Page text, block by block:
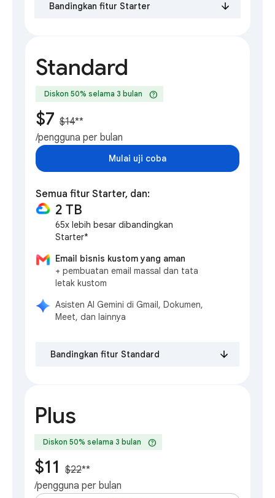
Bandingkan fitur Starter
Standard
Diskon 50% selama 3 bulan help
$7 $14**
/pengguna per bulan
Mulai uji coba
Semua fitur Starter, dan:
2 TB
65x lebih besar dibandingkan
Starter*
Email bisnis kustom yang aman
+ pembuatan email massal dan tata
letak kustom
Asisten AI Gemini di Gmail, Dokumen,
Meet, dan lainnya
Bandingkan fitur Standard
Plus
Diskon 50% selama 3 bulan help
$11 $22**
/pengguna per bulan